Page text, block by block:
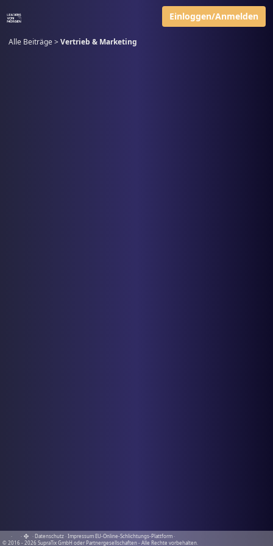
Einloggen/Anmelden
Alle Beiträge>Vertrieb & Marketing
· · ·Datenschutz·Impressum EU-Online-Schlichtungs-Plattform·
© 2016 - 2026 SupraTix GmbH oder Partnergesellschaften - Alle Rechte vorbehalten.